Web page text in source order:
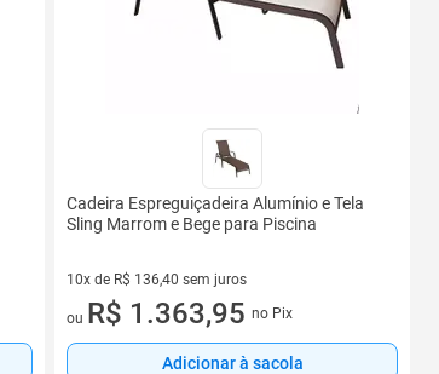
Cadeira Espreguiçadeira Alumínio e Tela
Sling Marrom e Bege para Piscina
10x de R$ 136,40 sem juros
10 vez de R$ 136,40 sem juros
ou R$ 1.363,95 no Pix
Adicionar à sacola